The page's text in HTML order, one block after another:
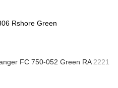
Rshore Green